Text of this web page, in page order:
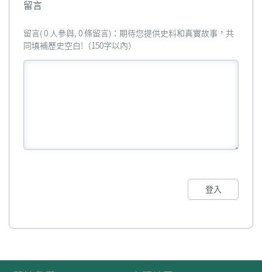
留言
留言( 0 人參與, 0 條留言)：期待您提供史料和真實故事，共
同填補歷史空白!（150字以內）
登入